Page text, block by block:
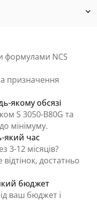
формулами NCS
призначення
якому обсязі
S 3050-B80G та
мінімуму.
який час
3-12 місяців?
достатньо
бюджет
ваш бюджет і